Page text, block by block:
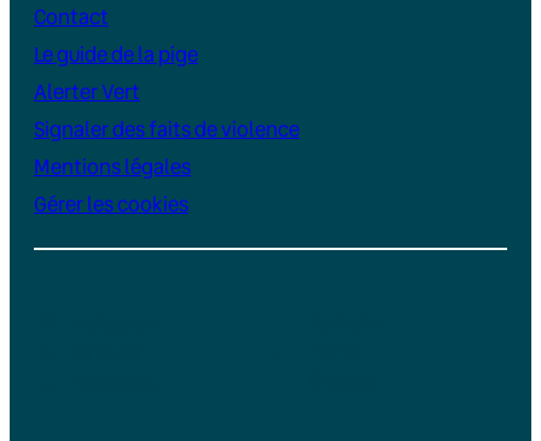
Contact
Le guide de la pige
Alerter Vert
Signaler des faits de violence
Mentions légales
Gérer les cookies